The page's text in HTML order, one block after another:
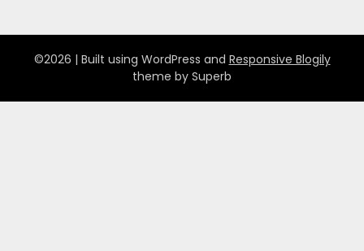
©2026 | Built using WordPress and Responsive Blogily
theme by Superb